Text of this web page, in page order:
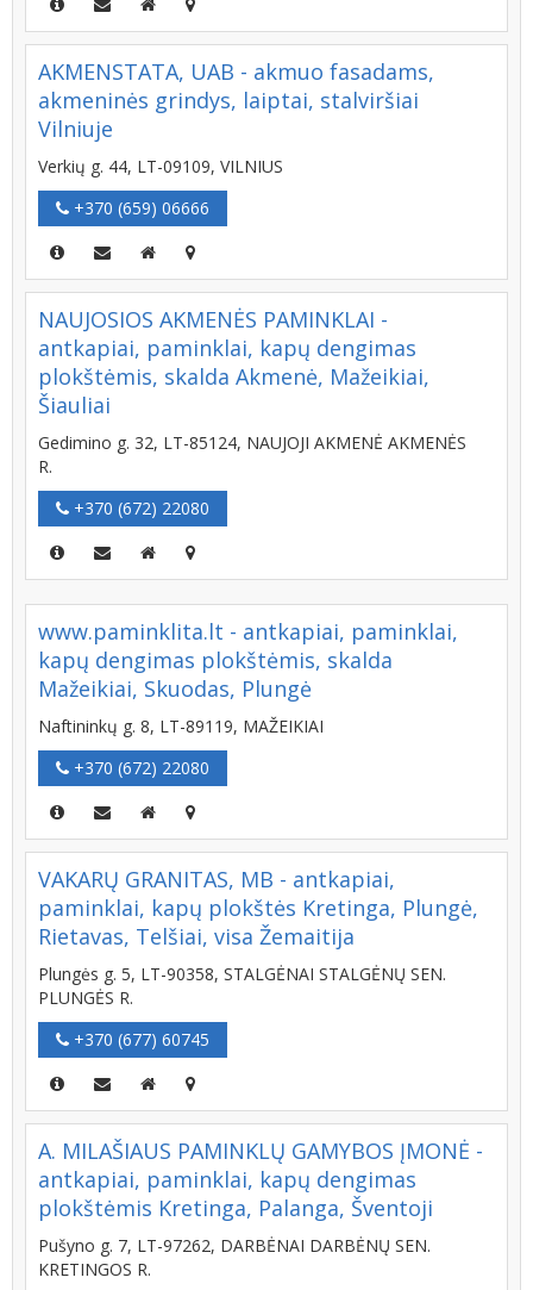
AKMENSTATA, UAB - akmuo fasadams,
akmeninės grindys, laiptai, stalviršiai
Vilniuje
Verkių g. 44, LT-09109, VILNIUS
+370 (659) 06666
NAUJOSIOS AKMENĖS PAMINKLAI -
antkapiai, paminklai, kapų dengimas
plokštėmis, skalda Akmenė, Mažeikiai,
Šiauliai
Gedimino g. 32, LT-85124, NAUJOJI AKMENĖ AKMENĖS
R.
+370 (672) 22080
www.paminklita.lt - antkapiai, paminklai,
kapų dengimas plokštėmis, skalda
Mažeikiai, Skuodas, Plungė
Naftininkų g. 8, LT-89119, MAŽEIKIAI
+370 (672) 22080
VAKARŲ GRANITAS, MB - antkapiai,
paminklai, kapų plokštės Kretinga, Plungė,
Rietavas, Telšiai, visa Žemaitija
Plungės g. 5, LT-90358, STALGĖNAI STALGĖNŲ SEN.
PLUNGĖS R.
+370 (677) 60745
A. MILAŠIAUS PAMINKLŲ GAMYBOS ĮMONĖ -
antkapiai, paminklai, kapų dengimas
plokštėmis Kretinga, Palanga, Šventoji
Pušyno g. 7, LT-97262, DARBĖNAI DARBĖNŲ SEN.
KRETINGOS R.